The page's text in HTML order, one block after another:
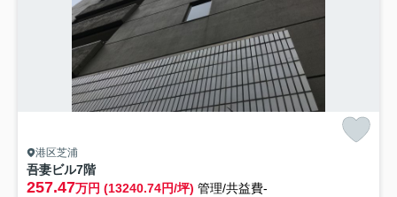
港区芝浦
吾妻ビル7階
257.47万円 (13240.74円/坪) 管理/共益費-